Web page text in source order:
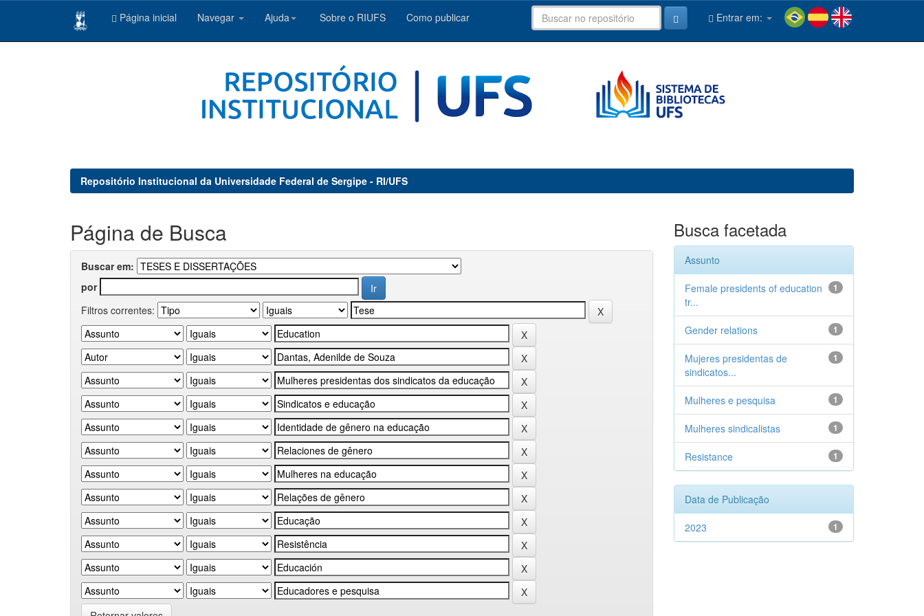
Página inicial Navegar Ajuda Sobre o RIUFS Como publicar Entrar em:
Repositório Institucional da Universidade Federal de Sergipe - RI/UFS
Página de Busca
Buscar em:
por
Filtros correntes:
Busca facetada
Assunto
1
Female presidents of education
tr...
1
Gender relations
1
Mujeres presidentas de
sindicatos...
1
Mulheres e pesquisa
1
Mulheres sindicalistas
1
Resistance
Data de Publicação
1
2023